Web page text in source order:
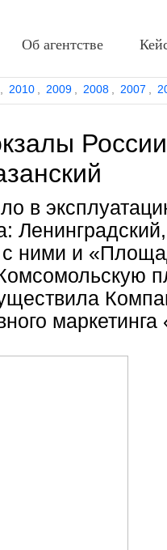
2010 2009 2008 2007
в
ними и
Об агентстве